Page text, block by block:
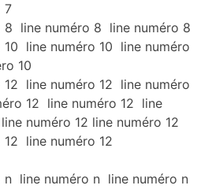
7
8 line numéro 8 line numéro 8
10 line numéro 10 line numéro
10
12 line numéro 12 line numéro
12 line numéro 12 line
numéro 12 line numéro 12
12 line numéro 12
n line numéro n line numéro n